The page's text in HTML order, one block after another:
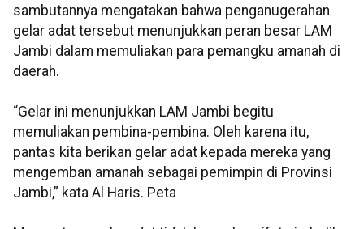
sambutannya mengatakan bahwa penganugerahan
gelar adat tersebut menunjukkan peran besar LAM
Jambi dalam memuliakan para pemangku amanah di
daerah.
“Gelar ini menunjukkan LAM Jambi begitu
memuliakan pembina-pembina. Oleh karena itu,
pantas kita berikan gelar adat kepada mereka yang
mengemban amanah sebagai pemimpin di Provinsi
Jambi,” kata Al Haris. Peta